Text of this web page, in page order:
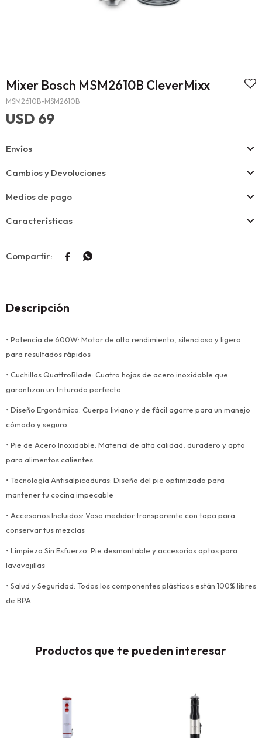
Mixer Bosch MSM2610B CleverMixx
MSM2610B-MSM2610B
USD 69
Envíos
Cambios y Devoluciones
Medios de pago
Características
 
Descripción
• Potencia de 600W: Motor de alto rendimiento, silencioso y ligero
para resultados rápidos
• Cuchillas QuattroBlade: Cuatro hojas de acero inoxidable que
garantizan un triturado perfecto
• Diseño Ergonómico: Cuerpo liviano y de fácil agarre para un manejo
cómodo y seguro
• Pie de Acero Inoxidable: Material de alta calidad, duradero y apto
para alimentos calientes
• Tecnología Antisalpicaduras: Diseño del pie optimizado para
mantener tu cocina impecable
• Accesorios Incluidos: Vaso medidor transparente con tapa para
conservar tus mezclas
• Limpieza Sin Esfuerzo: Pie desmontable y accesorios aptos para
lavavajillas
• Salud y Seguridad: Todos los componentes plásticos están 100% libres
de BPA
Productos que te pueden interesar